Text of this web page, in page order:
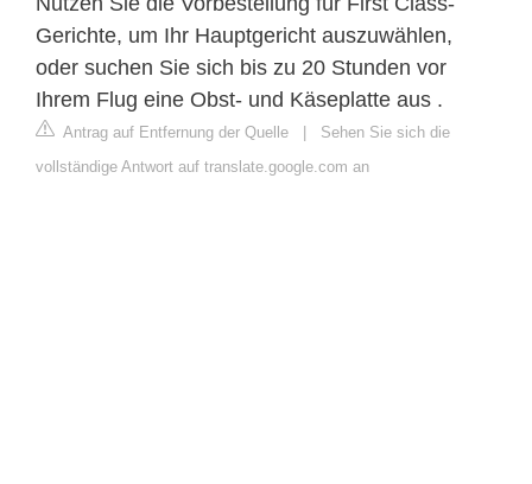
Gerichte, um Ihr Hauptgericht auszuwählen,
oder suchen Sie sich bis zu 20 Stunden vor
Ihrem Flug eine Obst- und Käseplatte aus .
Antrag auf Entfernung der Quelle | Sehen Sie sich die
vollständige Antwort auf translate.google.com an